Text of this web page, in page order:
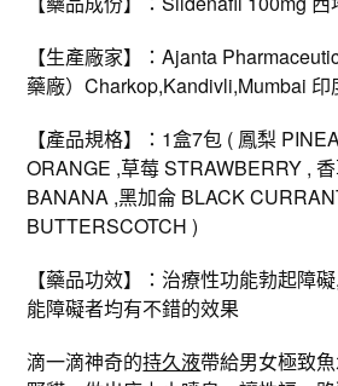
【生產廠家】：Ajanta
藥廠）Charkop,Kandivli,Mumbai
【產品規格】：1盒7包 ( 鳳梨
ORANGE ,草莓 STRAWBERRY ,
BANANA ,黑加侖 BLACK
BUTTERSCOTCH )
【藥品功效】：治療性功能勃起障
能障礙者均有不錯的效果
滴一滴神奇的持久液帶給男女極致